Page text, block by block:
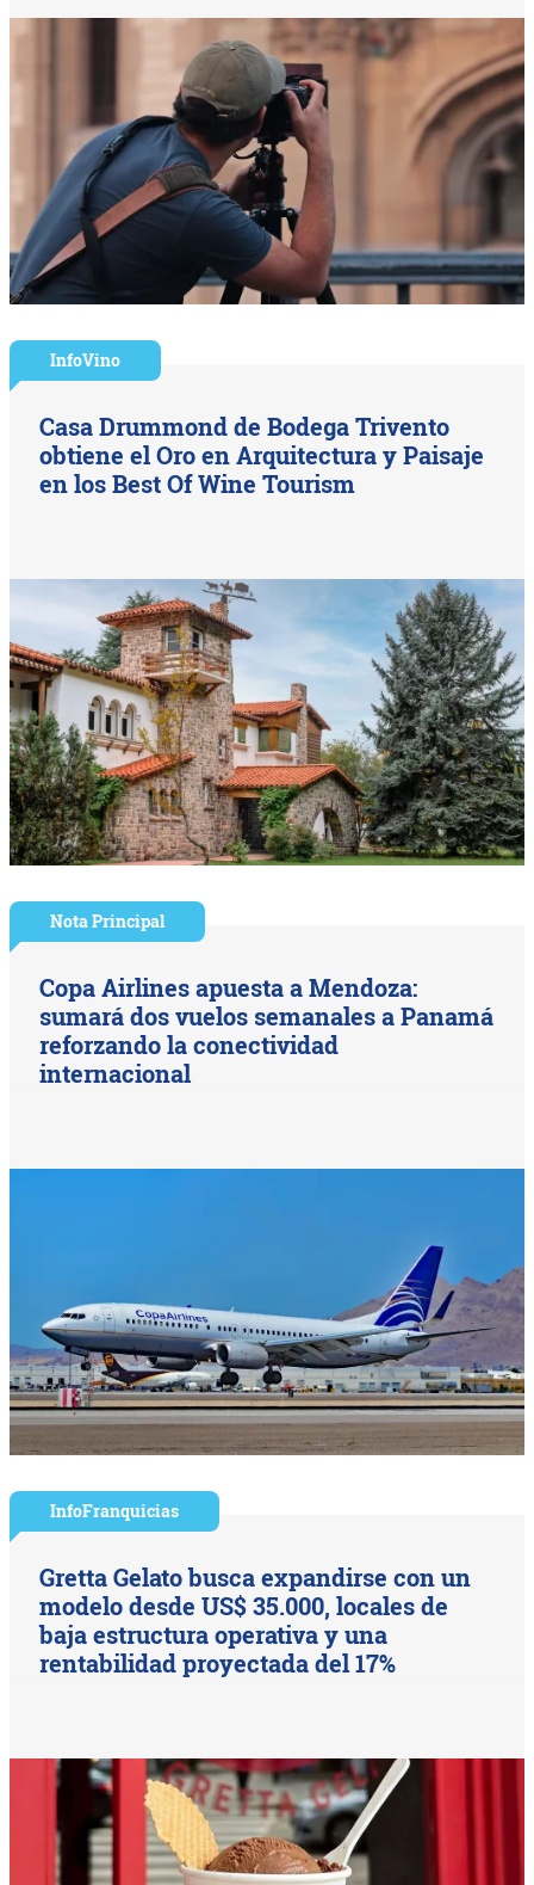
InfoVino
Casa Drummond de Bodega Trivento
obtiene el Oro en Arquitectura y Paisaje
en los Best Of Wine Tourism
Nota Principal
Copa Airlines apuesta a Mendoza:
sumará dos vuelos semanales a Panamá
reforzando la conectividad
internacional
InfoFranquicias
Gretta Gelato busca expandirse con un
modelo desde US$ 35.000, locales de
baja estructura operativa y una
rentabilidad proyectada del 17%